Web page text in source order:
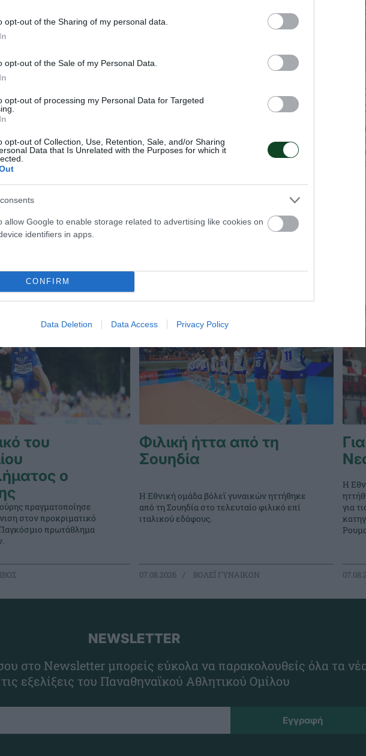
opt-out of the Sharing of my personal data.
opt-out of the Sale of my Personal Data.
opt-out of processing my Personal Data for Targeted
opt-out of Collection, Use, Retention, Sale, and/or Sharing
Data that Is Unrelated with the Purposes for which it
allow Google to enable storage related to advertising like cookies on
identifiers in apps.
CONFIRM
Data Deletion Data Access Privacy Policy
έκαναν οι αθλητές του
αγώνα ατομικής
οποίος έλαβε χώρα στην
Πανελληνίου
Καφρίτσας
Μεγάλη επιτυχία για το τριφύλλι στην Πύλη
Ατομικής Χρονομέτρησης.
26.06.2026 ΠΟΔΗΛΑΣΙΑ
Στο
του
ο
πραγματοποίησε
στον προκριματικό
πρωτάθλημα
Φιλική ήττα από τη
Σουηδία
Η Εθνική ομάδα βόλεϊ γυναικών ηττήθηκε
από τη Σουηδία στο τελευταίο φιλικό επί
ιταλικού εδάφους.
07.08.2026 ΒΟΛΕΪ ΓΥΝΑΙΚΩΝ
Η
για
NEWSLETTER
στο Newsletter μπορείς εύκολα να παρακολουθείς όλα τα
εξελίξεις του Παναθηναϊκού Αθλητικού Ομίλου